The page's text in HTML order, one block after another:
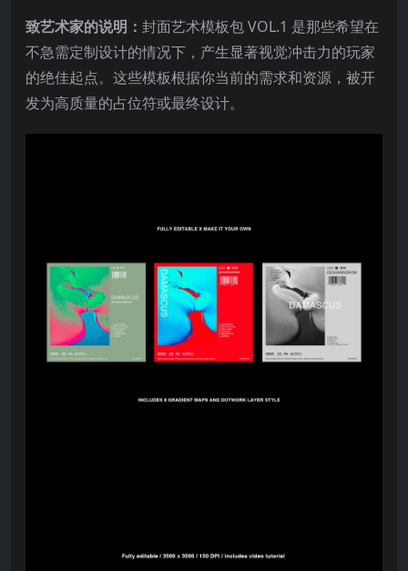
致艺术家的说明： 封面艺术模板包 VOL.1 是那些希望在
不急需定制设计的情况下，产生显著视觉冲击力的玩家
的绝佳起点。这些模板根据你当前的需求和资源，被开
发为高质量的占位符或最终设计。